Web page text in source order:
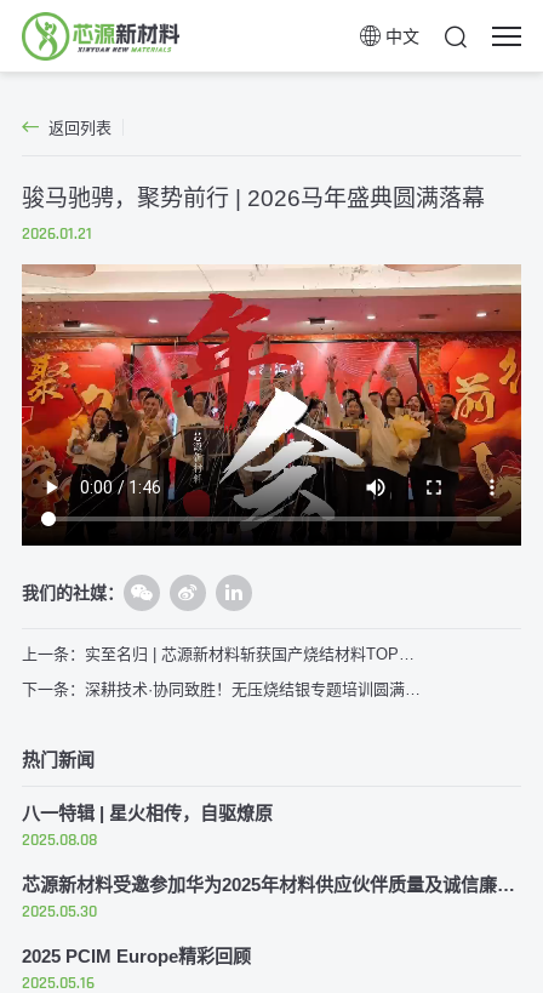
中文
返回列表
骏马驰骋，聚势前行 | 2026马年盛典圆满落幕
2026.01.21
我们的社媒：
下一条：深耕技术·协同致胜！无压烧结银专题培训圆满结束
热门新闻
八一特辑 | 星火相传，自驱燎原
2025.08.08
芯源新材料受邀参加华为2025年材料供应伙伴质量及诚信廉洁大会
2025.05.30
2025 PCIM Europe精彩回顾
2025.05.16